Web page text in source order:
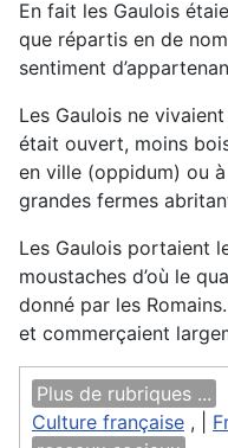
En fait les Gaulois
que répartis en de
sentiment
Les Gaulois ne
était ouvert, moins
en ville (oppidum) ou
grandes fermes
Les Gaulois portaient
moustaches d’où le
donné par les
et commerçaient
Plus de rubriques ...
Culture française , |